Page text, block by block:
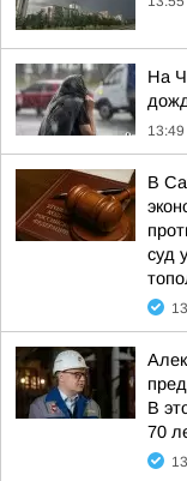
На
13:49
В
суд
В
70